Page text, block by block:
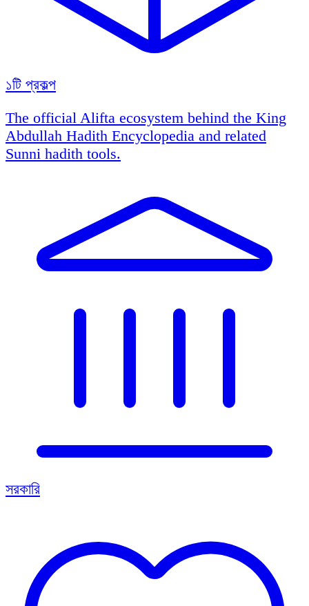
১টি প্রকল্প
The official Alifta ecosystem behind the King
Abdullah Hadith Encyclopedia and related
Sunni hadith tools.
সরকারি